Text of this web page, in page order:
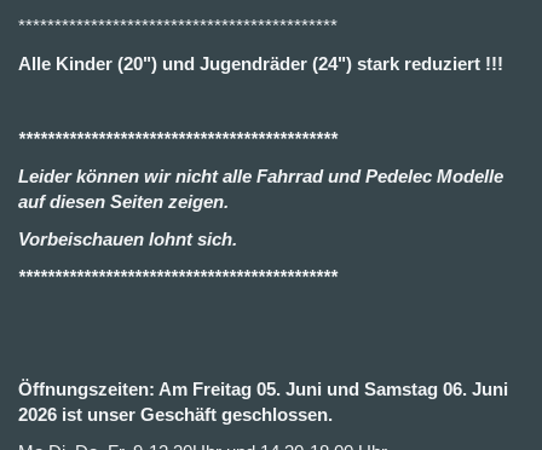
********************************************
Alle Kinder (20") und Jugendräder (24") stark reduziert !!!
********************************************
Leider können wir nicht alle Fahrrad und Pedelec Modelle
auf diesen Seiten zeigen.
Vorbeischauen lohnt sich.
********************************************
Öffnungszeiten: Am Freitag 05. Juni und Samstag 06. Juni
2026 ist unser Geschäft geschlossen.